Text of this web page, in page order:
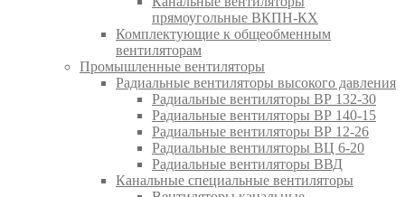
прямоугольные ВКПН-КХ
Комплектующие к общеобменным
вентиляторам
Промышленные вентиляторы
Радиальные вентиляторы высокого давления
Радиальные вентиляторы ВР 132-30
Радиальные вентиляторы ВР 140-15
Радиальные вентиляторы ВР 12-26
Радиальные вентиляторы ВЦ 6-20
Радиальные вентиляторы ВВД
Канальные специальные вентиляторы